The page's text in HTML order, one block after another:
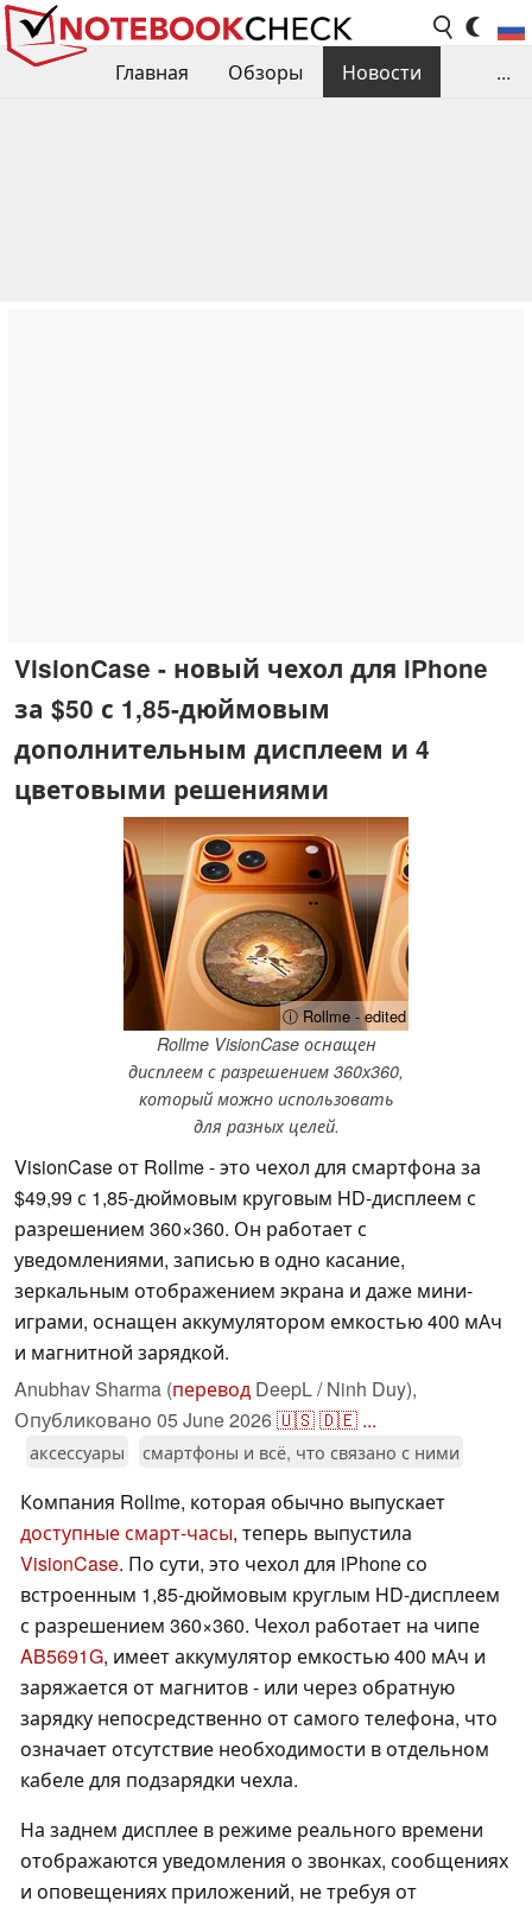
Главная Обзоры
Новости
...
VisionCase - новый чехол для iPhone
за $50 с 1,85-дюймовым
дополнительным дисплеем и 4
цветовыми решениями
ⓘ Rollme - edited
Rollme VisionCase оснащен
дисплеем с разрешением 360x360,
который можно использовать
для разных целей.
VisionCase от Rollme - это чехол для смартфона за
$49,99 с 1,85-дюймовым круговым HD-дисплеем с
разрешением 360×360. Он работает с
уведомлениями, записью в одно касание,
зеркальным отображением экрана и даже мини-
играми, оснащен аккумулятором емкостью 400 мАч
и магнитной зарядкой.
Anubhav Sharma (перевод DeepL / Ninh Duy),
Опубликовано 05 June 2026🇺🇸🇩🇪 ...
аксессуары смартфоны и всё, что связано с ними
Компания Rollme, которая обычно выпускает
доступные смарт-часы, теперь выпустила
VisionCase. По сути, это чехол для iPhone со
встроенным 1,85-дюймовым круглым HD-дисплеем
с разрешением 360×360. Чехол работает на чипе
AB5691G, имеет аккумулятор емкостью 400 мАч и
заряжается от магнитов - или через обратную
зарядку непосредственно от самого телефона, что
означает отсутствие необходимости в отдельном
кабеле для подзарядки чехла.
На заднем дисплее в режиме реального времени
отображаются уведомления о звонках, сообщениях
и оповещениях приложений, не требуя от